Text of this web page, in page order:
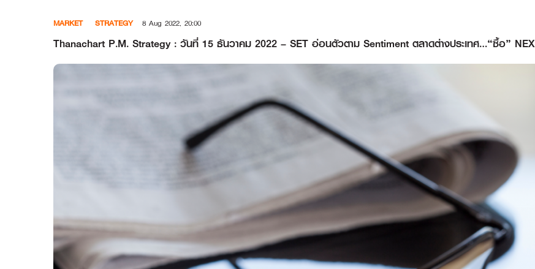
MARKET STRATEGY 8 Aug 2022, 20:00
Thanachart P.M. Strategy : วันที่ 15 ธันวาคม 2022 – SET อ่อนตัวตาม Sentiment ตลาดต่างประเทศ…“ซื้อ” NEX